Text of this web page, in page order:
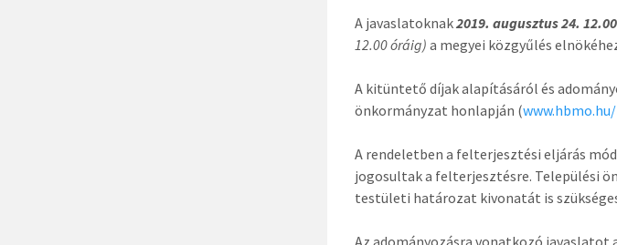
A javaslatoknak2019. augusztus 24.
12.00 óráig)a megyei közgyűlés
A kitüntető díjak alapításáról és
önkormányzat honlapján (
A rendeletben a felterjesztési eljárás
jogosultak a felterjesztésre. Települési
testületi határozat kivonatát is